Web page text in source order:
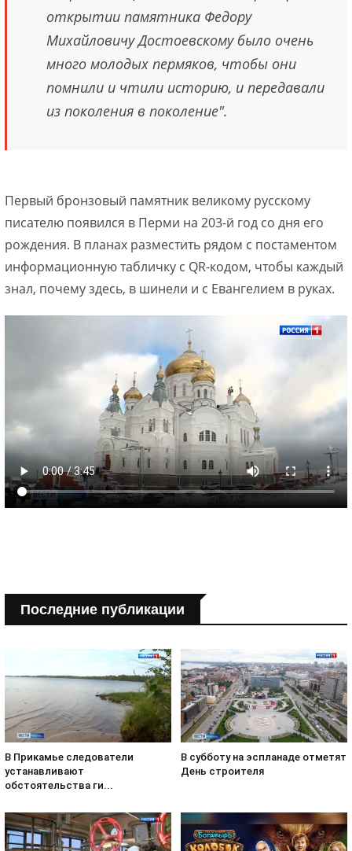
открытии памятника Федору
Михайловичу Достоевскому было очень
много молодых пермяков, чтобы они
помнили и чтили историю, и передавали
из поколения в поколение".
Первый бронзовый памятник великому русскому
писателю появился в Перми на 203-й год со дня его
рождения. В планах разместить рядом с постаментом
информационную табличку с QR-кодом, чтобы каждый
знал, почему здесь, в шинели и с Евангелием в руках.
Последние публикации
В Прикамье следователи
устанавливают
обстоятельства ги...
В субботу на эспланаде отметят
День строителя